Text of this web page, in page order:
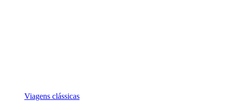
Viagens clássicas